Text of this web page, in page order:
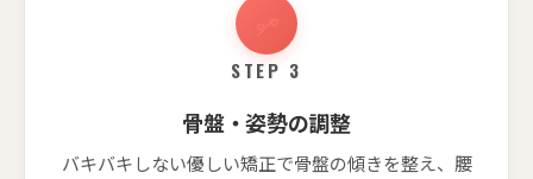
STEP 3
骨盤・姿勢の調整
バキバキしない優しい矯正で骨盤の傾きを整え、腰